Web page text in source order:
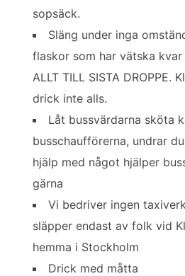
sopsäck.
Släng under inga
flaskor som har vätska kvar
ALLT TILL SISTA DROPPE.
drick inte alls.
Låt bussvärdarna sköta
busschaufförerna, undrar
hjälp med något hjälper
gärna
Vi bedriver ingen
släpper endast av folk vid
hemma i Stockholm
Drick med måtta